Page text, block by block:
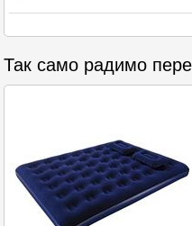
Так само радимо